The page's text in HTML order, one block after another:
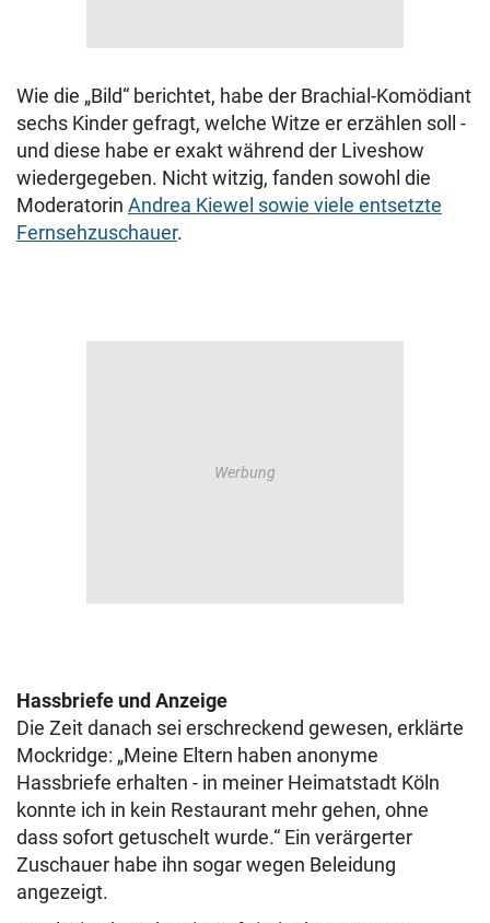
Wie die „Bild“ berichtet, habe der Brachial-Komödiant
sechs Kinder gefragt, welche Witze er erzählen soll -
und diese habe er exakt während der Liveshow
wiedergegeben. Nicht witzig, fanden sowohl die
Moderatorin Andrea Kiewel sowie viele entsetzte
Fernsehzuschauer.
Hassbriefe und Anzeige
Die Zeit danach sei erschreckend gewesen, erklärte
Mockridge: „Meine Eltern haben anonyme
Hassbriefe erhalten - in meiner Heimatstadt Köln
konnte ich in kein Restaurant mehr gehen, ohne
dass sofort getuschelt wurde.“ Ein verärgerter
Zuschauer habe ihn sogar wegen Beleidung
angezeigt.